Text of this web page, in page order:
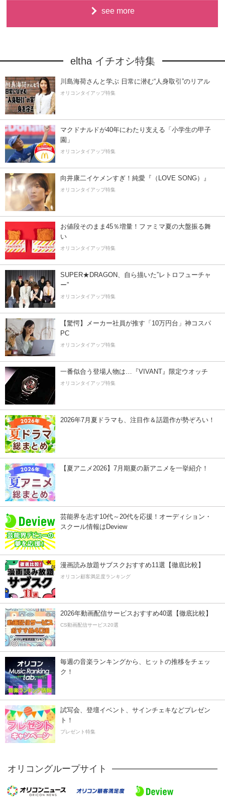
see more
eltha イチオシ特集
川島海荷さんと学ぶ 日常に潜む“人身取引”のリアル
オリコンタイアップ特集
マクドナルドが40年にわたり支える「小学生の甲子
園」
オリコンタイアップ特集
向井康二イケメンすぎ！純愛『（LOVE SONG）』
オリコンタイアップ特集
お値段そのまま45％増量！ファミマ夏の大盤振る舞
い
オリコンタイアップ特集
SUPER★DRAGON、自ら描いた”レトロフューチャ
ー”
オリコンタイアップ特集
【驚愕】メーカー社員が推す「10万円台」神コスパ
PC
オリコンタイアップ特集
一番似合う登場人物は…『VIVANT』限定ウオッチ
オリコンタイアップ特集
2026年7月夏ドラマも、注目作＆話題作が勢ぞろい！
【夏アニメ2026】7月期夏の新アニメを一挙紹介！
芸能界を志す10代～20代を応援！オーディション・
スクール情報はDeview
漫画読み放題サブスクおすすめ11選【徹底比較】
オリコン顧客満足度ランキング
2026年動画配信サービスおすすめ40選【徹底比較】
CS動画配信サービス20選
毎週の音楽ランキングから、ヒットの推移をチェッ
ク！
試写会、登壇イベント、サインチェキなどプレゼン
ト！
プレゼント特集
オリコングループサイト